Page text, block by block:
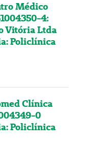
Médico
4:
Vitória Ltda
Policlínica
Clínica
0
Policlínica